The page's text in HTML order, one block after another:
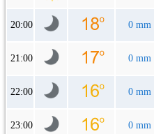
20:00 0 mm
21:00 0 mm
22:00 0 mm
23:00 0 mm